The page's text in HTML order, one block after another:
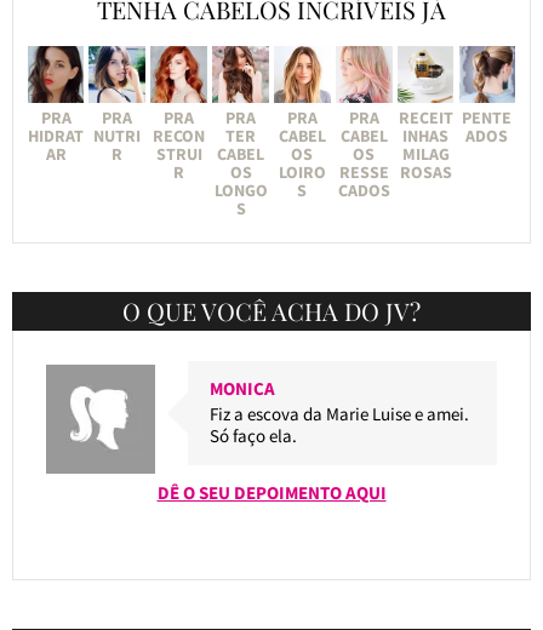
TENHA CABELOS INCRÍVEIS JÁ
PRA
HIDRAT
AR
PRA
NUTRI
R
PRA
RECON
STRUI
R
PRA
TER
CABEL
OS
LONGO
S
PRA
CABEL
OS
LOIRO
S
PRA
CABEL
OS
RESSE
CADOS
RECEIT
INHAS
MILAG
ROSAS
PENTE
ADOS
O QUE VOCÊ ACHA DO JV?
MONICA
Fiz a escova da Marie Luise e amei.
Só faço ela.
DÊ O SEU DEPOIMENTO AQUI